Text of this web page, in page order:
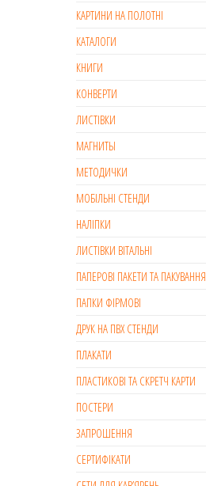
КАРТИНИ НА ПОЛОТНІ
КАТАЛОГИ
КНИГИ
КОНВЕРТИ
ЛИСТІВКИ
МАГНИТЫ
МЕТОДИЧКИ
МОБІЛЬНІ СТЕНДИ
НАЛІПКИ
ЛИСТІВКИ ВІТАЛЬНІ
ПАПЕРОВІ ПАКЕТИ ТА ПАКУВАННЯ
ПАПКИ ФІРМОВІ
ДРУК НА ПВХ СТЕНДИ
ПЛАКАТИ
ПЛАСТИКОВІ ТА СКРЕТЧ КАРТИ
ПОСТЕРИ
ЗАПРОШЕННЯ
СЕРТИФІКАТИ